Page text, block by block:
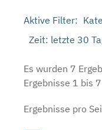
Aktive Filter:
Zeit: letzte 30
Es wurden 7
Ergebnisse 1 bis
Ergebnisse pro